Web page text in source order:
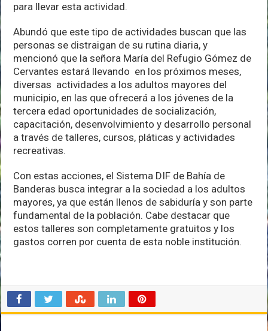
para llevar esta actividad.
Abundó que este tipo de actividades buscan que las
personas se distraigan de su rutina diaria, y
mencionó que la señora María del Refugio Gómez de
Cervantes estará llevando en los próximos meses,
diversas actividades a los adultos mayores del
municipio, en las que ofrecerá a los jóvenes de la
tercera edad oportunidades de socialización,
capacitación, desenvolvimiento y desarrollo personal
a través de talleres, cursos, pláticas y actividades
recreativas.
Con estas acciones, el Sistema DIF de Bahía de
Banderas busca integrar a la sociedad a los adultos
mayores, ya que están llenos de sabiduría y son parte
fundamental de la población. Cabe destacar que
estos talleres son completamente gratuitos y los
gastos corren por cuenta de esta noble institución.